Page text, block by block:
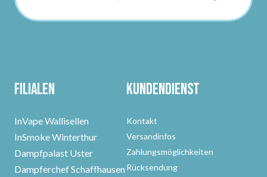
Filialen
InVape Wallisellen
InSmoke Winterthur
Dampfpalast Uster
Dampferchef Schaffhausen
Kundendienst
Kontakt
Versandinfos
Zahlungsmöglichkeiten
Rücksendung